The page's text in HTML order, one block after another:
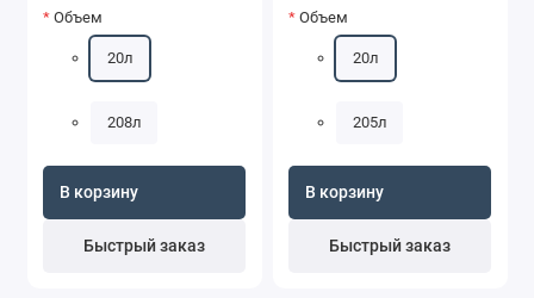
Объем
20л
208л
В корзину
Быстрый заказ
Объем
20л
205л
В корзину
Быстрый заказ